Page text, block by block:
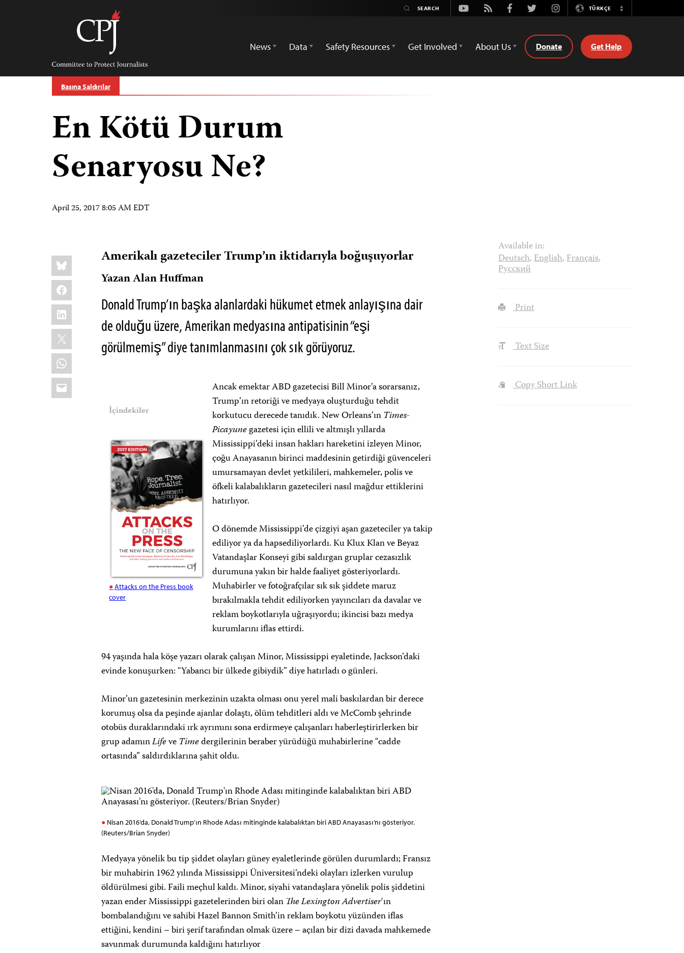
Committee
Protect
Journalists
Youtube
Rss FacebookTwitterInstagramTÜRKÇE
Switch
News
Data Safety Resources Get Involved About Us Donate Get Help
Basına Saldırılar
En Kötü Durum
Senaryosu Ne?
April 25, 2017 8:05 AM EDT
Share
this:
Bluesky
Facebook
LinkedIn
X
WhatsApp
Email
Amerikalı gazeteciler Trump’ın iktidarıyla boğuşuyorlar
Yazan Alan Huffman
Donald Trump’ın başka alanlardaki hükumet etmek anlayışına dair
de olduğu üzere, Amerikan medyasına antipatisinin “eşi
görülmemiş” diye tanımlanmasını çok sık görüyoruz.
İçindekiler
Attacks on the Press book
cover
Ancak emektar ABD gazetecisi Bill Minor’a sorarsanız,
Trump’ın retoriği ve medyaya oluşturduğu tehdit
korkutucu derecede tanıdık. New Orleans’ın Times-
Picayunegazetesi için ellili ve altmışlı yıllarda
Mississippi’deki insan hakları hareketini izleyen Minor,
çoğu Anayasanın birinci maddesinin getirdiği güvenceleri
umursamayan devlet yetkilileri, mahkemeler, polis ve
öfkeli kalabalıkların gazetecileri nasıl mağdur ettiklerini
hatırlıyor.
O dönemde Mississippi’de çizgiyi aşan gazeteciler ya takip
ediliyor ya da hapsediliyorlardı. Ku Klux Klan ve Beyaz
Vatandaşlar Konseyi gibi saldırgan gruplar cezasızlık
durumuna yakın bir halde faaliyet gösteriyorlardı.
Muhabirler ve fotoğrafçılar sık sık şiddete maruz
bırakılmakla tehdit ediliyorken yayıncıları da davalar ve
reklam boykotlarıyla uğraşıyordu; ikincisi bazı medya
kurumlarını iflas ettirdi.
94 yaşında hala köşe yazarı olarak çalışan Minor, Mississippi eyaletinde, Jackson’daki
evinde konuşurken: “Yabancı bir ülkede gibiydik” diye hatırladı o günleri.
Minor’un gazetesinin merkezinin uzakta olması onu yerel mali baskılardan bir derece
korumuş olsa da peşinde ajanlar dolaştı, ölüm tehditleri aldı ve McComb şehrinde
otobüs duraklarındaki ırk ayrımını sona erdirmeye çalışanları haberleştirirlerken bir
grup adamınLifeve Timedergilerinin beraber yürüdüğü muhabirlerine “cadde
ortasında” saldırdıklarına şahit oldu.
Nisan 2016’da, Donald Trump’ın Rhode Adası mitinginde kalabalıktan biri ABD Anayasası’nı gösteriyor.
(Reuters/Brian Snyder)
Medyaya yönelik bu tip şiddet olayları güney eyaletlerinde görülen durumlardı; Fransız
bir muhabirin 1962 yılında Mississippi Üniversitesi’ndeki olayları izlerken vurulup
öldürülmesi gibi. Faili meçhul kaldı. Minor, siyahi vatandaşlara yönelik polis şiddetini
yazan ender Mississippi gazetelerinden biri olan The Lexington Advertiser‘ın
bombalandığını ve sahibi Hazel Bannon Smith’in reklam boykotu yüzünden iflas
ettiğini, kendini – biri şerif tarafından olmak üzere – açılan bir dizi davada mahkemede
savunmak durumunda kaldığını hatırlıyor
Available in:
Deutsch,English,Français,
Русский
Print
Text Size
Copy Short Link